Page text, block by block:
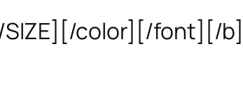
color][/font][/b]